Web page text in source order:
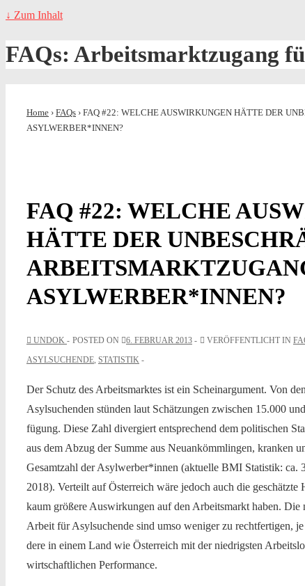
↓ Zum Inhalt
FAQs: Arbeitsmarktzugang
Home › FAQs › FAQ #22: WELCHE AUSWIRKUNGEN HÄTTE DER
ASYLWERBER*INNEN?
FAQ #22: WELCHE
HÄTTE DER
ASYLWERBER*INNEN?
UNDOK POSTED ON 6. FEBRUAR 2013 VERÖFFENTLICHT IN
ASYLSUCHENDE, STATISTIK
Der Schutz des Arbeits­mark­tes ist ein Scheinar­gu­ment. Von
Asyl­suchen­den stün­den laut Schätzun­gen zwis­chen 15.000
fü­gung. Diese Zahl divergiert entsprechend dem poli­tis­chen
aus dem Abzug der Summe aus Neuankömm­lin­gen, kranken
Gesamtzahl der Asylwerber*innen (aktuelle BMI Sta­tis­tik: ca.
2018). Verteilt auf Öster­re­ich wäre jedoch auch die
kaum größere Auswirkun­gen auf den Arbeits­markt haben. Die
Arbeit für Asyl­suchende sind umso weniger zu recht­fer­ti­gen,
dere in einem Land wie Öster­re­ich mit der niedrig­sten
wirtschaftlichen Performance.